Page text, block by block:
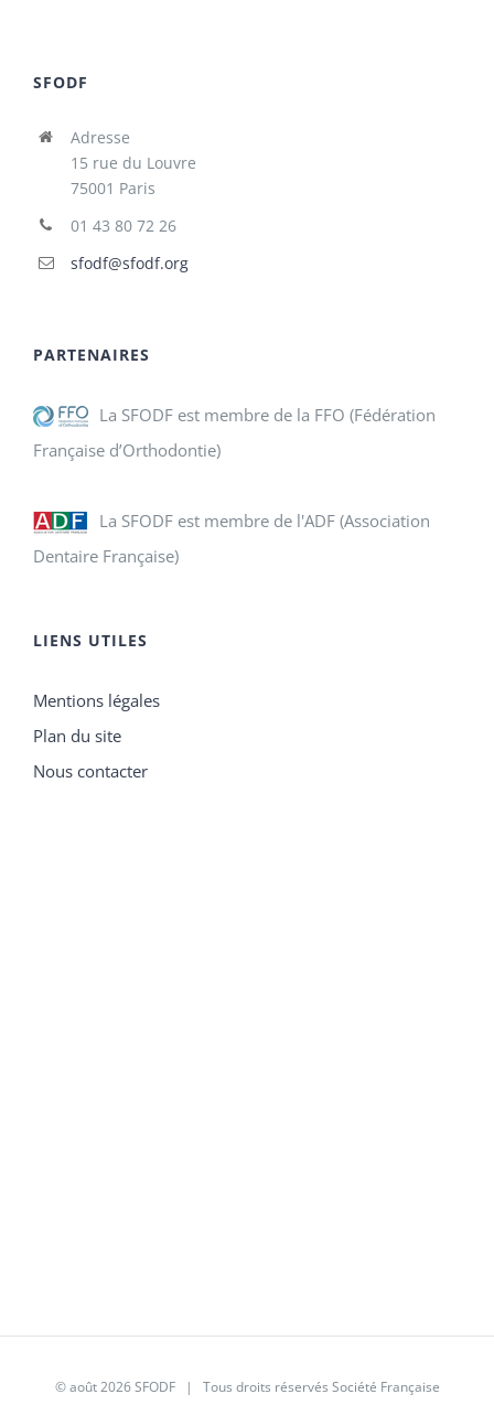
SFODF
Adresse
15 rue du Louvre
75001 Paris
01 43 80 72 26
sfodf@sfodf.org
PARTENAIRES
La SFODF est membre de la FFO (Fédération
Française d’Orthodontie)
La SFODF est membre de l'ADF (Association
Dentaire Française)
LIENS UTILES
Mentions légales
Plan du site
Nous contacter
© août 2026SFODF| Tous droits réservés Société Française